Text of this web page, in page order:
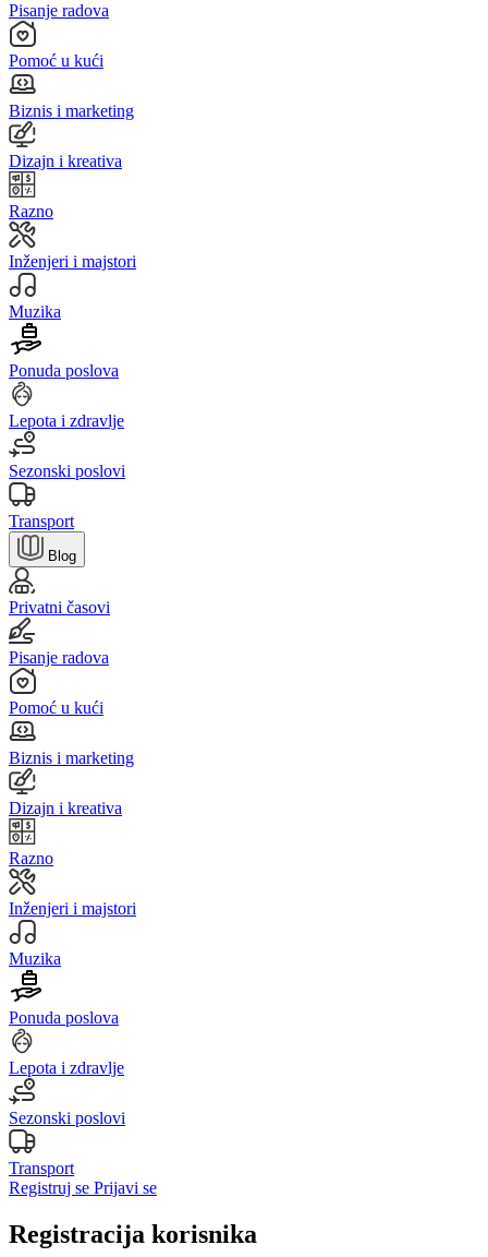
Pisanje radova
Pomoć u kući
Biznis i marketing
Dizajn i kreativa
Razno
Inženjeri i majstori
Muzika
Ponuda poslova
Lepota i zdravlje
Sezonski poslovi
Transport
Blog
Privatni časovi
Pisanje radova
Pomoć u kući
Biznis i marketing
Dizajn i kreativa
Razno
Inženjeri i majstori
Muzika
Ponuda poslova
Lepota i zdravlje
Sezonski poslovi
Transport
Registruj se Prijavi se
Registracija korisnika